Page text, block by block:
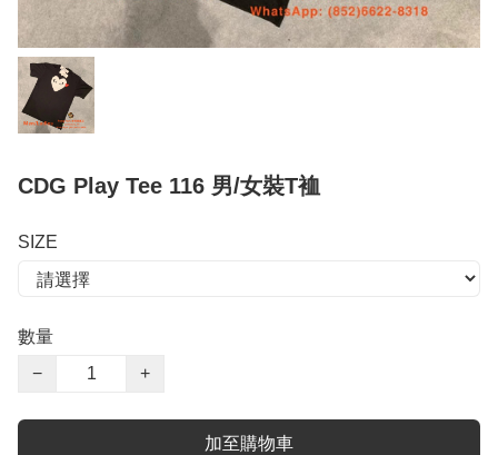
CDG Play Tee 116 男/女裝T裇
SIZE
數量
−
+
加至購物車